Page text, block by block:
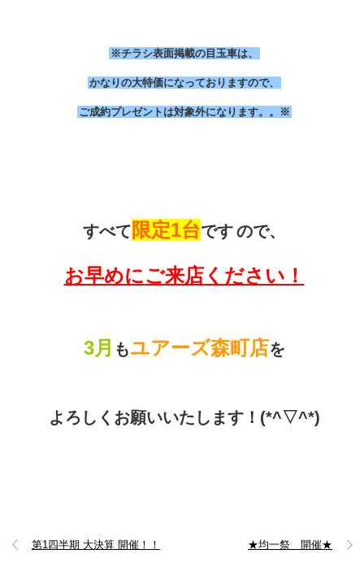
※チラシ表面掲載の目玉車は、
かなりの大特価になっておりますので、
ご成約プレゼントは対象外になります。。※
すべて 限定1台ですので、
お早めにご来店ください！
3月 もユアーズ森町店を
よろしくお願いいたします！(*^▽^*)
★均一祭 開催★
第1四半期 大決算 開催！！